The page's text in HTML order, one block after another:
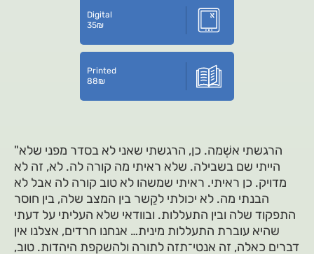
Digital
35₪
Printed
88₪
"הרגשתי אשְׁמה. כן, הרגשתי שאני לא בסדר מפני שלא
הייתי שם בשבילה. שלא ראיתי מה קורה לה. לא, זה לא
מדויק. כן ראיתי. ראיתי שמשהו לא טוב קורה לה אבל לא
הבנתי מה. לא יכולתי לקַשר בין המצב שלה, בין חוסר
התפקוד שלה ובין התעללות. ובוודאי שלא העליתי על דעתי
שהיא עוברת התעללות מינית… אנחנו חרדים, אצלנו אין
דברים כאלה, זה אנטי־תזה לתורה ולהשקפת היהדות. טוב,